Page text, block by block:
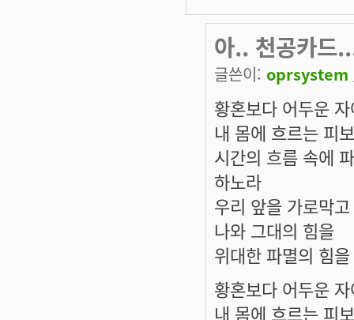
아.. 천공카드
글쓴이: oprsystem
황혼보다 어두운
내 몸에 흐르는 피
시간의 흐름 속에
하노라
우리 앞을 가로막
나와 그대의 힘을
위대한 파멸의 힘
황혼보다 어두운
내 몸에 흐르는 피